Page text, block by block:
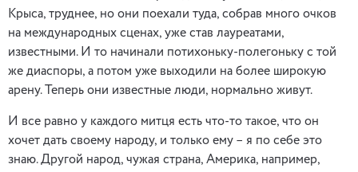
Крыса, труднее, но они поехали туда, собрав много очков
на международных сценах, уже став лауреатами,
известными. И то начинали потихоньку-полегоньку с той
же диаспоры, а потом уже выходили на более широкую
арену. Теперь они известные люди, нормально живут.
И все равно у каждого митця есть что-то такое, что он
хочет дать своему народу, и только ему – я по себе это
знаю. Другой народ, чужая страна, Америка, например,